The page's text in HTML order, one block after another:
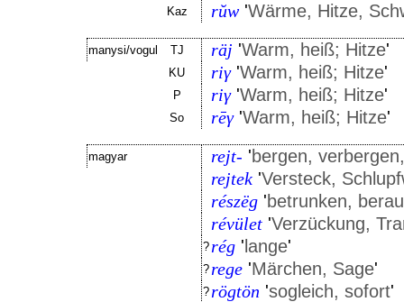
Kaz rŭw'Wärme, Hitze,
manysi/vogul TJ räj 'Warm, heiß; Hitze'
KU riγ'Warm, heiß; Hitze'
P riγ'Warm, heiß; Hitze'
So rēγ'Warm, heiß; Hitze'
magyar rejt- 'bergen,
rejtek 'Versteck,
részëg 'betrunken,
révület 'Verzückung,
? rég ' lange'
? rege 'Märchen, Sage'
? rögtön 'sogleich, sofort'